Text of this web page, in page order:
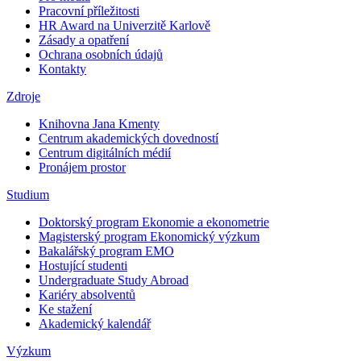
Pracovní příležitosti
HR Award na Univerzitě Karlově
Zásady a opatření
Ochrana osobních údajů
Kontakty
Zdroje
Knihovna Jana Kmenty
Centrum akademických dovedností
Centrum digitálních médií
Pronájem prostor
Studium
Doktorský program Ekonomie a ekonometrie
Magisterský program Ekonomický výzkum
Bakalářský program EMO
Hostující studenti
Undergraduate Study Abroad
Kariéry absolventů
Ke stažení
Akademický kalendář
Výzkum